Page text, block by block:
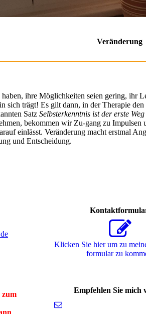
Veränderung
ihre Möglichkeiten seien gering, ihr
sich trägt! Es gilt dann, in der Therapie
Satz Selbsterkenntnis ist der erste
bekommen wir Zu-gang zu Impulsen
einlässt. Veränderung macht erstmal
und Entscheidung.
zum
Klicken Sie hier um zu
for­mu­lar zu
Empfehlen Sie mich